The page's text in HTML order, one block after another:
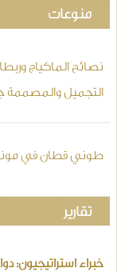
منوعات
نصائح الماكياج
التجميل والمصممة
طوني قطان في
تقارير
خبراء استراتيجيون: